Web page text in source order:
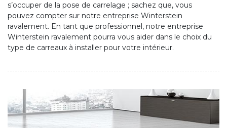
s’occuper de la pose de carrelage ; sachez que, vous
pouvez compter sur notre entreprise Winterstein
ravalement. En tant que professionnel, notre entreprise
Winterstein ravalement pourra vous aider dans le choix du
type de carreaux à installer pour votre intérieur.